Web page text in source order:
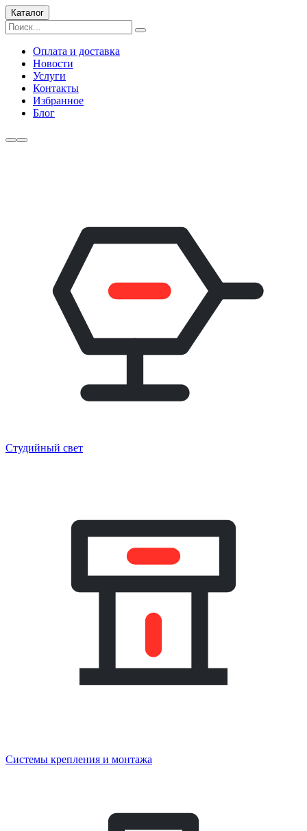
Каталог
Оплата и доставка
Новости
Услуги
Контакты
Избранное
Блог
Студийный свет
Системы крепления и монтажа